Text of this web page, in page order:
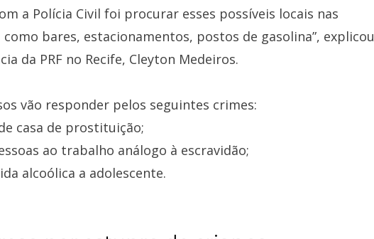
a Polícia Civil foi procurar esses possíveis locais nas
como bares, estacionamentos, postos de gasolina”, explicou
da PRF no Recife, Cleyton Medeiros.
vão responder pelos seguintes crimes:
casa de prostituição;
ao trabalho análogo à escravidão;
alcoólica a adolescente.